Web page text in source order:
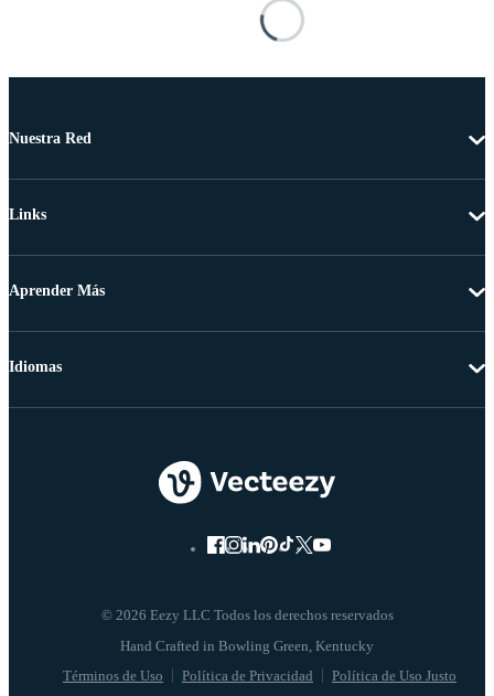
Nuestra Red
Links
Aprender Más
© 2026 Eezy LLC Todos los derechos reservados
Términos de Uso Política de Privacidad Política de Uso Justo
Idiomas